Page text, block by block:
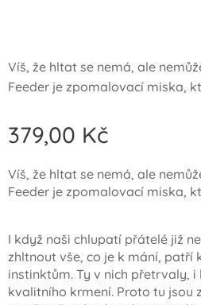
Víš, že hltat se nemá, ale
Feeder je zpomalovací miska,
379,00 Kč
Víš, že hltat se nemá, ale
Feeder je zpomalovací miska,
I když naši chlupatí přátelé již
zhltnout vše, co je k mání, patří
instinktům. Ty v nich přetrvaly,
kvalitního krmení. Proto tu jsou